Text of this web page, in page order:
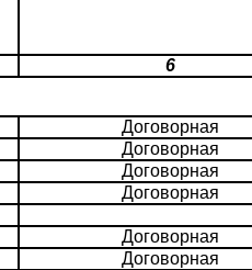
6
Договорная
Договорная
Договорная
Договорная
Договорная
Договорная